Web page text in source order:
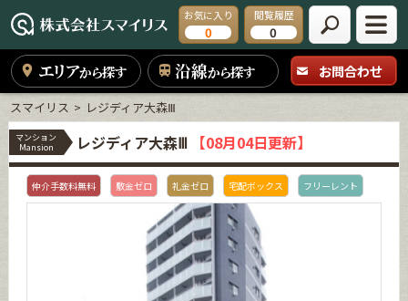
お気に入り
0
閲覧履歴
0
エリアから探す 沿線から探す お問合わせ
スマイリス レジディア大森Ⅲ
マンション
Mansion
レジディア大森Ⅲ 【08月04日更新】
仲介手数料無料 敷金ゼロ 礼金ゼロ 宅配ボックス フリーレント